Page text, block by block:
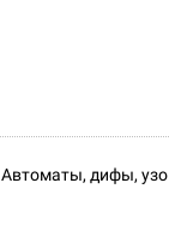
Автоматы, дифы, узо